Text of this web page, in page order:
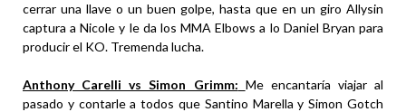
cerrar una llave o un buen golpe, hasta que en un giro Allysin
captura a Nicole y le da los MMA Elbows a lo Daniel Bryan para
producir el KO. Tremenda lucha.
Anthony Carelli vs Simon Grimm: Me encantaría viajar al
pasado y contarle a todos que Santino Marella y Simon Gotch